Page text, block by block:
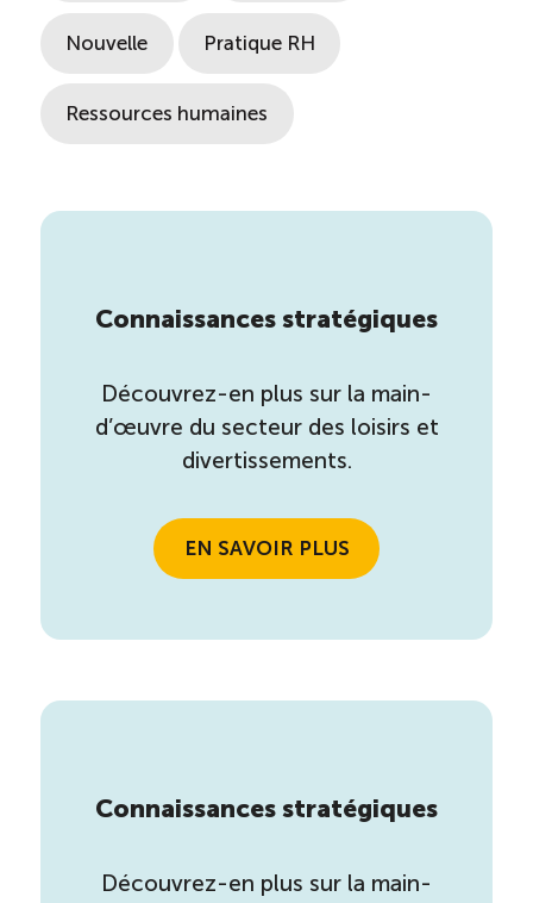
Nouvelle Pratique RH
Ressources humaines
Connaissances stratégiques
Découvrez-en plus sur la main-
d’œuvre du secteur des loisirs et
divertissements.
EN SAVOIR PLUS
Connaissances stratégiques
Découvrez-en plus sur la main-